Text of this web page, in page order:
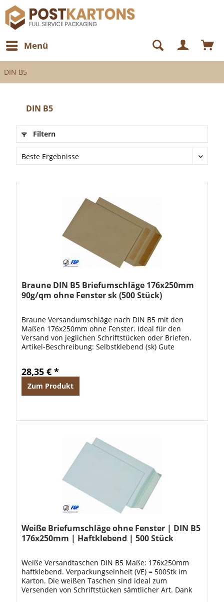
Menü
DIN B5
DIN B5
Filtern
Braune DIN B5 Briefumschläge 176x250mm
90g/qm ohne Fenster sk (500 Stück)
Braune Versandumschläge nach DIN B5 mit den
Maßen 176x250mm ohne Fenster. Ideal für den
Versand von jeglichen Schriftstücken oder Briefen.
Artikel-Beschreibung: Selbstklebend (sk) Gute
28,35 € *
Zum Produkt
Weiße Briefumschläge ohne Fenster | DIN B5
176x250mm | Haftklebend | 500 Stück
Weiße Versandtaschen DIN B5 Maße: 176x250mm
haftklebend. Verpackungseinheit (VE) = 500Stk im
Karton. Die weißen Taschen sind ideal zum
Versenden von Schriftstücken sämtlicher Art. Dank